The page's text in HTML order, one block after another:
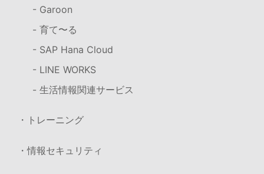
- Garoon
- 育て〜る
- SAP Hana Cloud
- LINE WORKS
- 生活情報関連サービス
・トレーニング
・情報セキュリティ